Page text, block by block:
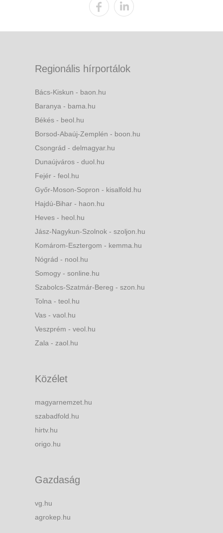
Regionális hírportálok
Bács-Kiskun - baon.hu
Baranya - bama.hu
Békés - beol.hu
Borsod-Abaúj-Zemplén - boon.hu
Csongrád - delmagyar.hu
Dunaújváros - duol.hu
Fejér - feol.hu
Győr-Moson-Sopron - kisalfold.hu
Hajdú-Bihar - haon.hu
Heves - heol.hu
Jász-Nagykun-Szolnok - szoljon.hu
Komárom-Esztergom - kemma.hu
Nógrád - nool.hu
Somogy - sonline.hu
Szabolcs-Szatmár-Bereg - szon.hu
Tolna - teol.hu
Vas - vaol.hu
Veszprém - veol.hu
Zala - zaol.hu
Közélet
magyarnemzet.hu
szabadfold.hu
hirtv.hu
origo.hu
Gazdaság
vg.hu
agrokep.hu